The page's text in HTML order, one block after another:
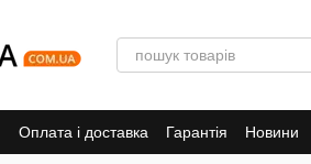
Оплата і доставка Гарантiя Новини